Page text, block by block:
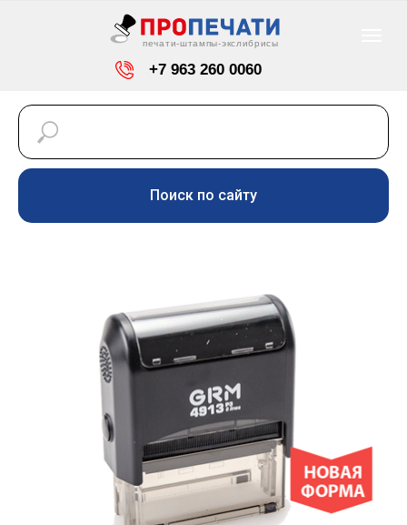
+7 963 260 0060
Красноярск, ул. Светлогорская, 7
с 9-00 до 18-00
печати-штампы-экслибрисы
info@pro-pechaty24.ru
Поиск по сайту